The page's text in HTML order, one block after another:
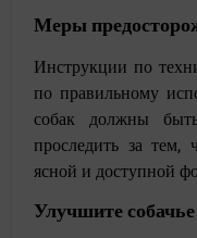
Меры
Инструкции по
по правильному
собак должны
проследить за
ясной и доступной
Улучшите